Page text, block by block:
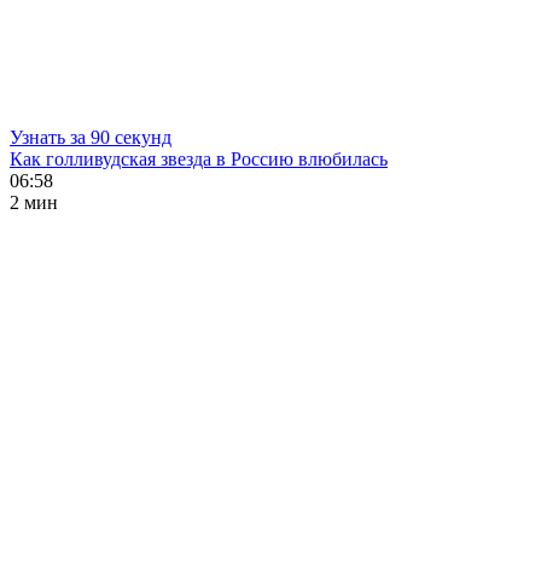
Узнать за 90 секунд
Как голливудская звезда в Россию влюбилась
06:58
2 мин